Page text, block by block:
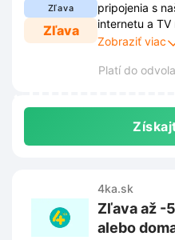
Zľava
Zľava
pripojenia s
internetu a
si rýchly
Zobraziť viac
Platí do
4ka.sk
Zľava až -
alebo